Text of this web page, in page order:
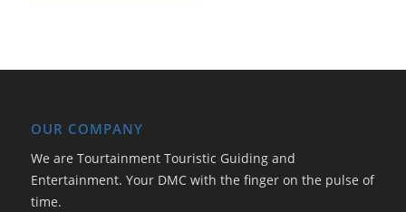
OUR COMPANY
We are Tourtainment Touristic Guiding and
Entertainment. Your DMC with the finger on the pulse of
time.